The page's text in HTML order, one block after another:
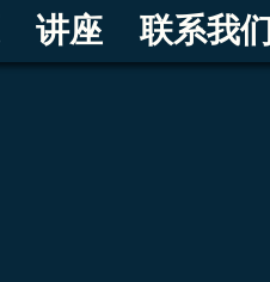
讲座 联系我们